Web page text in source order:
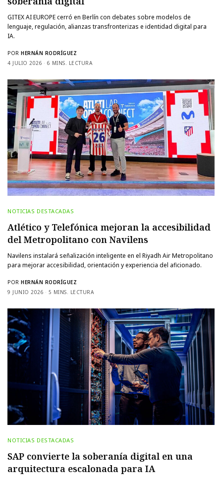
GITEX AI EUROPE cerró en Berlín con debates sobre modelos de
lenguaje, regulación, alianzas transfronterizas e identidad digital para
IA.
POR HERNÁN RODRÍGUEZ
4 JULIO 2026
6 MINS. LECTURA
NOTICIAS DESTACADAS
Atlético y Telefónica mejoran la accesibilidad
del Metropolitano con Navilens
Navilens instalará señalización inteligente en el Riyadh Air Metropolitano
para mejorar accesibilidad, orientación y experiencia del aficionado.
POR HERNÁN RODRÍGUEZ
9 JUNIO 2026
5 MINS. LECTURA
NOTICIAS DESTACADAS
SAP convierte la soberanía digital en una
arquitectura escalonada para IA